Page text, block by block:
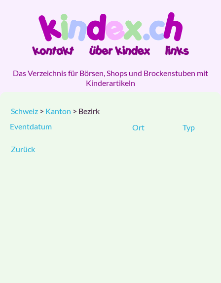
Das Verzeichnis für Börsen, Shops und Brockenstuben mit
Kinderartikeln
Schweiz > Kanton > Bezirk
Eventdatum
Ort Typ
Zurück